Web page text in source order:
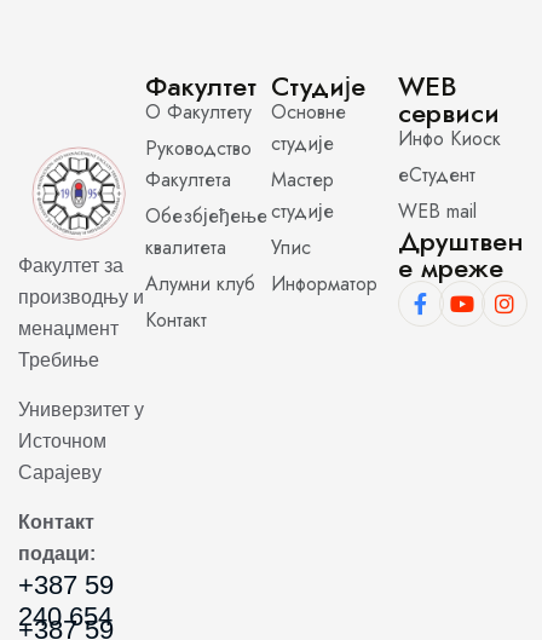
Факултет за
производњу и
менаџмент
Требиње
Универзитет у
Источном
Сарајеву
Контакт
подаци:
+387 59
240 654
+387 59
Факултет
О Факултету
Руководство
Факултета
Обезбјеђење
квалитета
Алумни клуб
Контакт
Студије
Основне
студије
Мастер
студије
Упис
Информатор
WEB
сервиси
Инфо Киоск
еСтудент
WEB mail
Друштвен
е мреже